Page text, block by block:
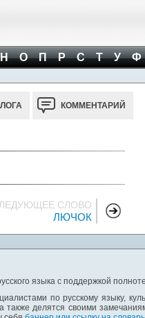
О П Р С Т У Ф
КОММЕНТАРИЙ
СЛОВО
ЛЮЧОК
языка с поддержкой
по русскому языку,
делятся своими